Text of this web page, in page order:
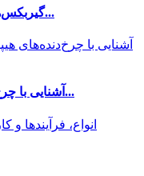
گیربکس‌های هیپوئیدی: آنها چه هستند و کجا...
آشنایی با چرخ‌دنده‌های هیپوئیدی: طراحی، مزایا...